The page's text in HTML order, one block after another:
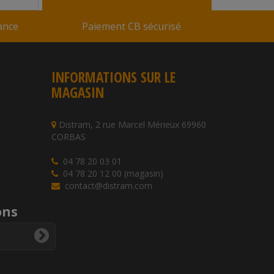
Paiement CB sécurisé
INFORMATIONS SUR LE
MAGASIN
Distram, 2 rue Marcel Mérieux 69960
CORBAS
04 78 20 03 01
04 78 20 12 00 (magasin)
contact@distram.com